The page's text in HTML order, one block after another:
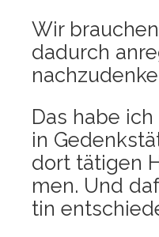
Wir
dadurch
Das habe
in
dort täti­gen
men. Und
tin